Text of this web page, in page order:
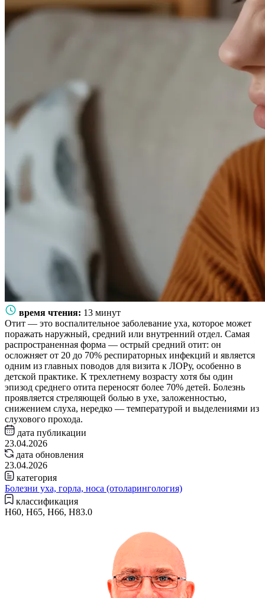
время чтения: 13 минут
Отит — это воспалительное заболевание уха, которое может
поражать наружный, средний или внутренний отдел. Самая
распространенная форма — острый средний отит: он
осложняет от 20 до 70% респираторных инфекций и является
одним из главных поводов для визита к ЛОРу, особенно в
детской практике. К трехлетнему возрасту хотя бы один
эпизод среднего отита переносят более 70% детей. Болезнь
проявляется стреляющей болью в ухе, заложенностью,
снижением слуха, нередко — температурой и выделениями из
слухового прохода.
дата публикации
23.04.2026
дата обновления
23.04.2026
категория
Болезни уха, горла, носа (отоларингология)
классификация
H60, H65, H66, H83.0